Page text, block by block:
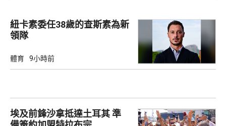
紐卡素委任38歲的查斯素為新
領隊
體育 9小時前
埃及前鋒沙拿抵達土耳其 準